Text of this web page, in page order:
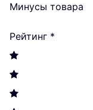
Минусы товара
Рейтинг *